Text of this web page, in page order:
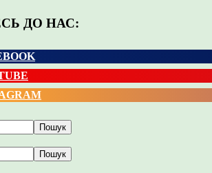
ДО НАС:
Пошук
Пошук